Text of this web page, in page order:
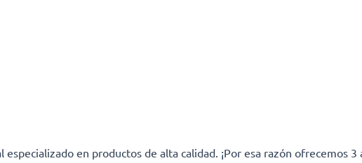
en productos de alta calidad. ¡Por esa razón ofrecemos 3